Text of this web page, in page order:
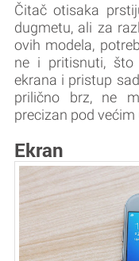
Čitač otisaka
dugmetu, ali za
ovih modela,
ne i pritisnuti, što
ekrana i pristup
prilično brz, ne
precizan pod
Ekran